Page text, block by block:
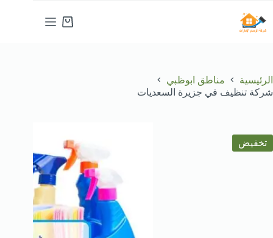
إلى
المحتوى
عربة
الرئيسية
مناطق ابوظبي
شركة تنظيف في جزيرة السعديات
تخفيض